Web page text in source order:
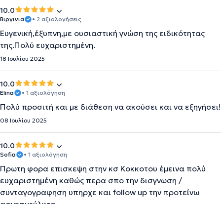
10.0
Βιργινια • 2 αξιολογήσεις
Ευγενική,έξυπνη,με ουσιαστική γνώση της ειδικότητας
της.Πολύ ευχαριστημένη.
18 Ιουλίου 2025
10.0
Elina • 1 αξιολόγηση
Πολύ προσιτή και με διάθεση να ακούσει και να εξηγήσει!
08 Ιουλίου 2025
10.0
Sofia • 1 αξιολόγηση
Πρωτη φορα επισκεψη στην κσ Κοκκοτου έμεινα πολύ
ευχαριστημένη καθώς περα σπο την δισγνωση /
συνταγογραφηση υπηρχε και follow up την προτείνω